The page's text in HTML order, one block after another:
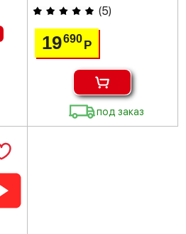
(5)
19690 Р
под заказ